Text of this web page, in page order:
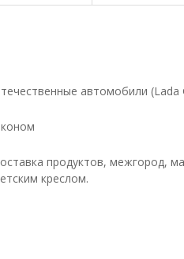
автомобили (Lada
продуктов, межгород,
креслом.